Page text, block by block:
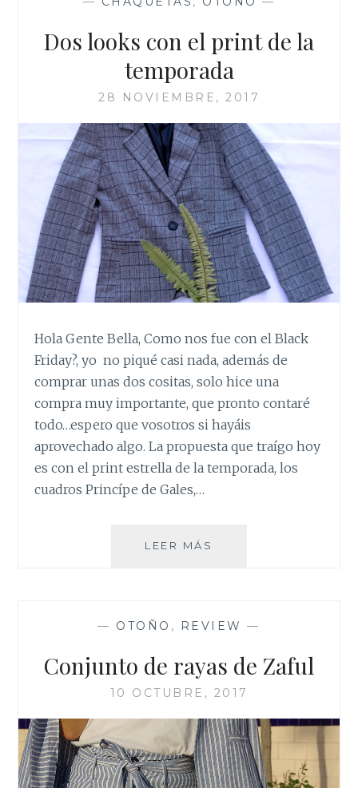
Dos looks con el print de la
temporada
28 NOVIEMBRE, 2017
Hola Gente Bella, Como nos fue con el Black
Friday?, yo no piqué casi nada, además de
comprar unas dos cositas, solo hice una
compra muy importante, que pronto contaré
todo…espero que vosotros si hayáis
aprovechado algo. La propuesta que traígo hoy
es con el print estrella de la temporada, los
cuadros Princípe de Gales,…
LEER MÁS
DE
TEMPORADA
— OTOÑO , REVIEW —
Conjunto de rayas de Zaful
10 OCTUBRE, 2017